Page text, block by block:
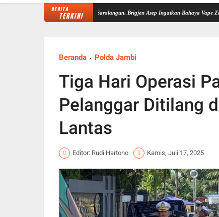
BERITA
TERKINI
Perkuat Sinergi P4GN di Sarolangun, Brigjen Asep Ingatkan Bahaya Vape Zombie
Beranda Polda Jambi
Tiga Hari Operasi
Pelanggar Ditilang
Lantas
Editor: Rudi Hartono Kamis, Juli 17, 2025